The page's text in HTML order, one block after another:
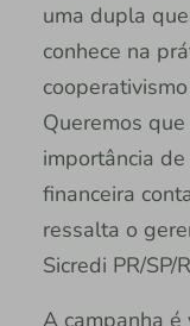
uma dupla
conhece na
Queremos
importância
financeira
ressalta o
Sicredi PR/SP/